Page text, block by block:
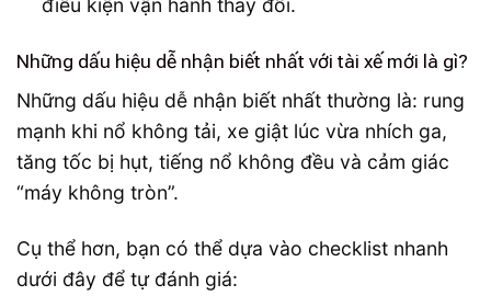
điều kiện vận hành thay đổi.
Những dấu hiệu dễ nhận biết nhất với tài xế mới là gì?
Những dấu hiệu dễ nhận biết nhất thường là: rung
mạnh khi nổ không tải, xe giật lúc vừa nhích ga,
tăng tốc bị hụt, tiếng nổ không đều và cảm giác
“máy không tròn”.
Cụ thể hơn, bạn có thể dựa vào checklist nhanh
dưới đây để tự đánh giá: